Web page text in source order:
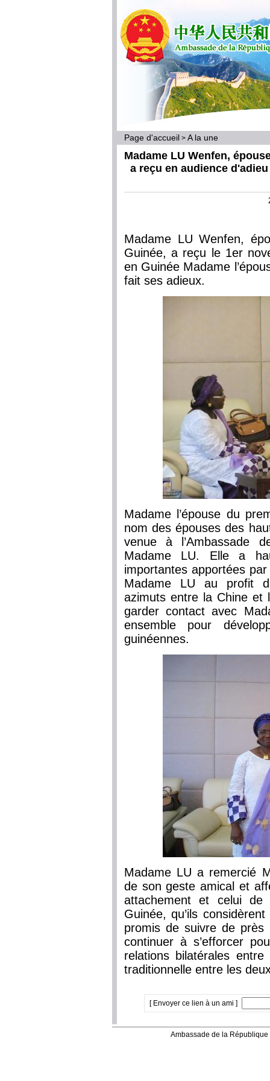
Page d'accueil > A la une
Madame LU Wenfen,
a reçu en audience
Madame LU Wenfen,
Guinée, a reçu le 1er
en Guinée Madame
fait ses adieux.
Madame l’épouse du
nom des épouses des
venue à l’Ambassade
Madame LU. Elle a
importantes apportées
Madame LU au profit
azimuts entre la Chine et
garder contact avec
ensemble pour
guinéennes.
Madame LU a remercié
de son geste amical et
attachement et celui de
Guinée, qu’ils
promis de suivre de
continuer à s’efforcer
relations bilatérales
traditionnelle entre les
[ Envoyer ce lien à un ami ]
Ambassade de la